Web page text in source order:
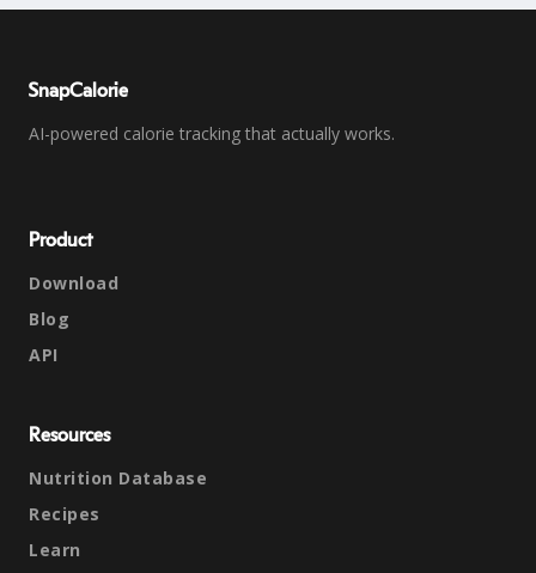
SnapCalorie
AI-powered calorie tracking that actually works.
Product
Download
Blog
API
Resources
Nutrition Database
Recipes
Learn